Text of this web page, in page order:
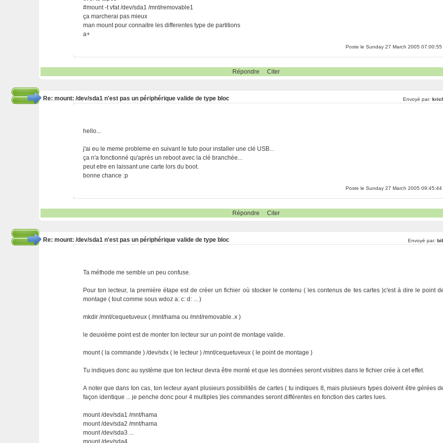
#mount -t vfat /dev/sda1 /mnt/removable1
ça marcherai pas mieux
man mount pour connaitre les differentes type de partitions
a+
Poste le Sunday 27 March 2005 07:00:55
Répondre Citer
Re: mount: /dev/sda1 n'est pas un périphérique valide de type bloc Envoyé par:
hello...
j'ai eu le meme probleme en suivant le tuto pour installer une clé USB...
ça n'a fonctionné qu'après un reboot avec la clé branchée...
peut etre en laissant une carte lors du boot.
bonne chance :p
Poste le Sunday 27 March 2005 09:45:44
Répondre Citer
Re: mount: /dev/sda1 n'est pas un périphérique valide de type bloc Envoyé par:
Ta méthode me semble un peu confuse.
Pour ton lecteur, la première étape est de créer un fichier où stocker le contenu ( les contenus de tes cartes )c'est à dire le point
montage ( tout comme sous wdoz a: c: d: ... )
mkdir /mnt/cequetuveux ( /mnt/hama ou /mnt/removable..x )
le deuxième point est de monter ton lecteur sur un point de montage valide.
mount ( la commande ) /dev/sdx ( le lecteur ) /mnt/cequetuveux ( le point de montage )
Tu indiques donc au système que ton lecteur devra être monté et que les données seront visibles dans le fichier crée à cet effet.
A noter que dans ton cas, ton lecteur ayant plusieurs possibilités de cartes ( tu indiques 8, mais plusieurs types doivent être gérées
façon identique ... je penche donc pour 4 multiples )les commandes seront différentes en fonction des cartes lues.
mount /dev/sda1 /mnt/hama
mount /dev/sda2 /mnt/hama
mount /dev/sda3 ...
mount /dev/sda4 ...